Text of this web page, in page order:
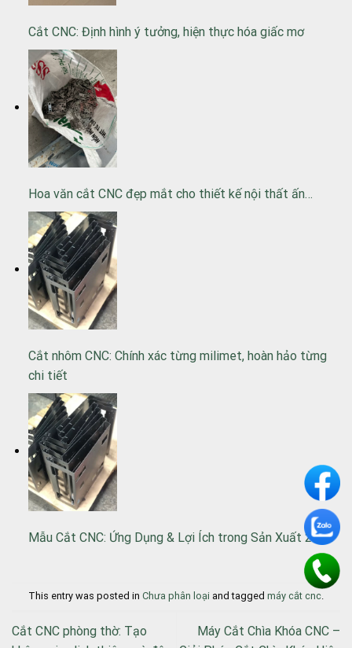
Cắt CNC: Định hình ý tưởng, hiện thực hóa giấc mơ
Hoa văn cắt CNC đẹp mắt cho thiết kế nội thất ấn…
Cắt nhôm CNC: Chính xác từng milimet, hoàn hảo từng
chi tiết
Mẫu Cắt CNC: Ứng Dụng & Lợi Ích trong Sản Xuất 2024
This entry was posted in Chưa phân loại and tagged máy cắt cnc.
Cắt CNC phòng thờ: Tạo
Máy Cắt Chìa Khóa CNC –